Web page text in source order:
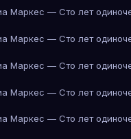
Маркес — Сто лет
Маркес — Сто лет
Маркес — Сто лет
Маркес — Сто лет
Маркес — Сто лет